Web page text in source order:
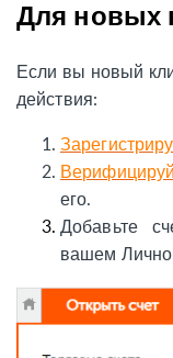
Для новых
Если вы новый
действия:
его.
Добавьте
вашем